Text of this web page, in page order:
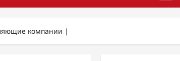
компании |